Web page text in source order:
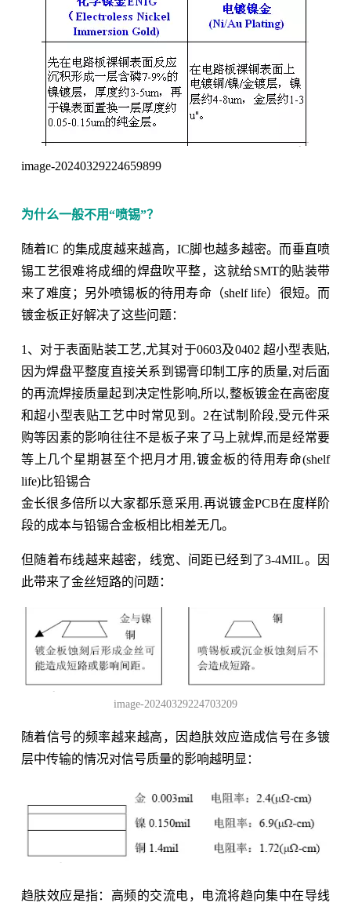
image-20240329224659899
为什么一般不用“喷锡”？
随着IC 的集成度越来越高，IC脚也越多越密。而垂直喷
锡工艺很难将成细的焊盘吹平整，这就给SMT的贴装带
来了难度；另外喷锡板的待用寿命（shelf life）很短。而
镀金板正好解决了这些问题：
1、对于表面贴装工艺,尤其对于0603及0402 超小型表贴,
因为焊盘平整度直接关系到锡膏印制工序的质量,对后面
的再流焊接质量起到决定性影响,所以,整板镀金在高密度
和超小型表贴工艺中时常见到。2在试制阶段,受元件采
购等因素的影响往往不是板子来了马上就焊,而是经常要
等上几个星期甚至个把月才用,镀金板的待用寿命(shelf
life)比铅锡合
金长很多倍所以大家都乐意采用.再说镀金PCB在度样阶
段的成本与铅锡合金板相比相差无几。
但随着布线越来越密，线宽、间距已经到了3-4MIL。因
此带来了金丝短路的问题：
image-20240329224703209
随着信号的频率越来越高，因趋肤效应造成信号在多镀
层中传输的情况对信号质量的影响越明显：
趋肤效应是指：高频的交流电，电流将趋向集中在导线